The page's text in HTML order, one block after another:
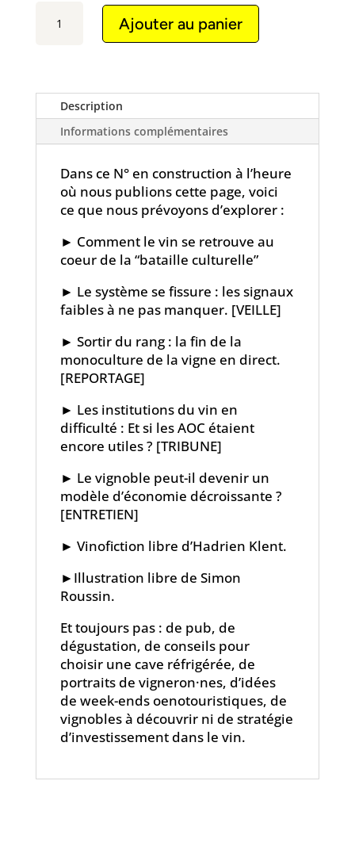
Rang"
Ajouter au panier
Description
Informations complémentaires
Dans ce N° en construction à l’heure
où nous publions cette page, voici
ce que nous prévoyons d’explorer :
► Comment le vin se retrouve au
coeur de la “bataille culturelle”
► Le système se fissure : les signaux
faibles à ne pas manquer. [VEILLE]
► Sortir du rang : la fin de la
monoculture de la vigne en direct.
[REPORTAGE]
► Les institutions du vin en
difficulté : Et si les AOC étaient
encore utiles ? [TRIBUNE]
► Le vignoble peut-il devenir un
modèle d’économie décroissante ?
[ENTRETIEN]
► Vinofiction libre d’Hadrien Klent.
► Illustration libre de Simon
Roussin.
Et toujours pas : de pub, de
dégustation, de conseils pour
choisir une cave réfrigérée, de
portraits de vigneron·nes, d’idées
de week-ends oenotouristiques, de
vignobles à découvrir ni de stratégie
d’investissement dans le vin.